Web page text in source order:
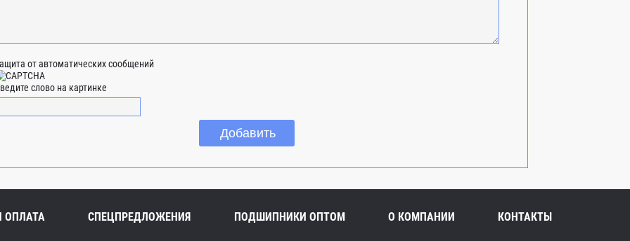
от автоматических сообщений
слово на картинке
ОПЛАТА СПЕЦПРЕДЛОЖЕНИЯ ПОДШИПНИКИ ОПТОМ О КОМПАНИИ КОНТАКТЫ